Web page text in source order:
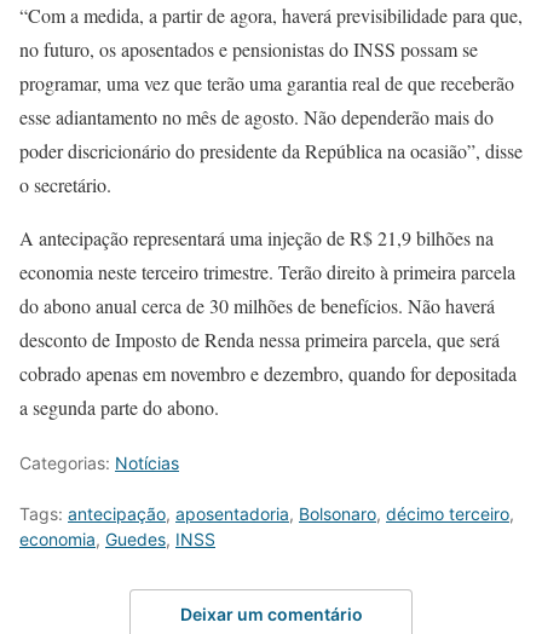
“Com a medida, a partir de agora, haverá previsibilidade para que,
no futuro, os aposentados e pensionistas do INSS possam se
programar, uma vez que terão uma garantia real de que receberão
esse adiantamento no mês de agosto. Não dependerão mais do
poder discricionário do presidente da República na ocasião”, disse
o secretário.
A antecipação representará uma injeção de R$ 21,9 bilhões na
economia neste terceiro trimestre. Terão direito à primeira parcela
do abono anual cerca de 30 milhões de benefícios. Não haverá
desconto de Imposto de Renda nessa primeira parcela, que será
cobrado apenas em novembro e dezembro, quando for depositada
a segunda parte do abono.
Categorias: Notícias
Tags: antecipação, aposentadoria, Bolsonaro, décimo terceiro,
economia, Guedes, INSS
Deixar um comentário